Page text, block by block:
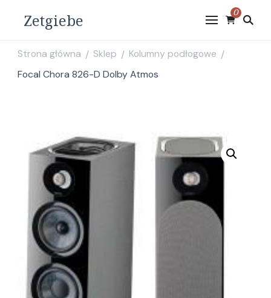
Zetgiebe 0
Strona główna / Sklep / Kolumny podłogowe /
Focal Chora 826-D Dolby Atmos